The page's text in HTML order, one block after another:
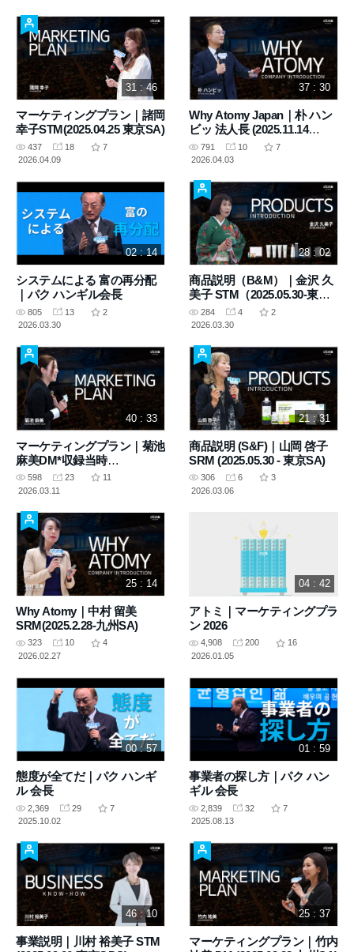
31 : 46
マーケティングプラン｜諸岡
幸子STM(2025.04.25 東京SA)
437 18
7
2026.04.09
37 : 30
Why Atomy Japan｜朴 ハン
ビッ 法人長 (2025.11.14
SUCCESS ACADEMY）
791 10
7
2026.04.03
02 : 14
システムによる 富の再分配
｜パク ハンギル会長
805 13
2
2026.03.30
28 : 02
商品説明（B&M）｜金沢 久
美子 STM（2025.05.30-東京
SA）
284 4
2
2026.03.30
40 : 33
マーケティングプラン｜菊池
麻美DM*収録当時
（2025.03.15-東京SA）
598 23
11
2026.03.11
21 : 31
商品説明 (S&F)｜山岡 啓子
SRM (2025.05.30 - 東京SA)
306 6
3
2026.03.06
25 : 14
Why Atomy｜中村 留美
SRM(2025.2.28-九州SA)
323 10
4
2026.02.27
04 : 42
アトミ｜マーケティングプラ
ン 2026
4,908 200
16
2026.01.05
00 : 57
態度が全てだ｜パク ハンギ
ル 会長
2,369 29
7
2025.10.02
01 : 59
事業者の探し方｜パク ハン
ギル 会長
2,839 32
7
2025.08.13
46 : 10
事業説明｜川村 裕美子 STM
25 : 37
マーケティングプラン｜竹内